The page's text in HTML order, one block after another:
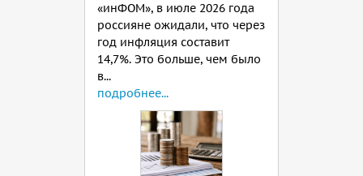
«инФОМ», в июле 2026 года
россияне ожидали, что через
год инфляция составит
14,7%. Это больше, чем было
в...
подробнее...